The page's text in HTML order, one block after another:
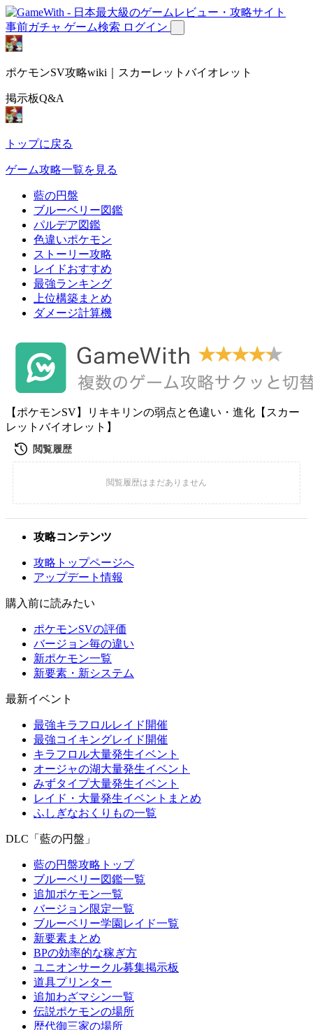
事前ガチャ ゲーム検索 ログイン
ポケモンSV攻略wiki｜スカーレットバイオレット
掲示板Q&A
トップに戻る
ゲーム攻略一覧を見る
藍の円盤
ブルーベリー図鑑
パルデア図鑑
色違いポケモン
ストーリー攻略
レイドおすすめ
最強ランキング
上位構築まとめ
ダメージ計算機
【ポケモンSV】リキキリンの弱点と色違い・進化【スカー
レットバイオレット】
攻略コンテンツ
攻略トップページへ
アップデート情報
購入前に読みたい
ポケモンSVの評価
バージョン毎の違い
新ポケモン一覧
新要素・新システム
最新イベント
最強キラフロルレイド開催
最強コイキングレイド開催
キラフロル大量発生イベント
オージャの湖大量発生イベント
みずタイプ大量発生イベント
レイド・大量発生イベントまとめ
ふしぎなおくりもの一覧
DLC「藍の円盤」
藍の円盤攻略トップ
ブルーベリー図鑑一覧
追加ポケモン一覧
バージョン限定一覧
ブルーベリー学園レイド一覧
新要素まとめ
BPの効率的な稼ぎ方
ユニオンサークル募集掲示板
道具プリンター
追加わざマシン一覧
伝説ポケモンの場所
歴代御三家の場所